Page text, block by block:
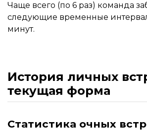
Чаще всего (по 6 раз) команда
следующие временные
минут.
История личных
текущая форма
Статистика очных